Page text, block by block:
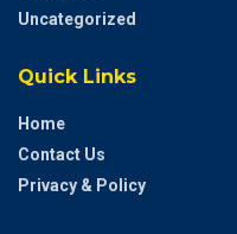
Uncategorized
Quick Links
Home
Contact Us
Privacy & Policy